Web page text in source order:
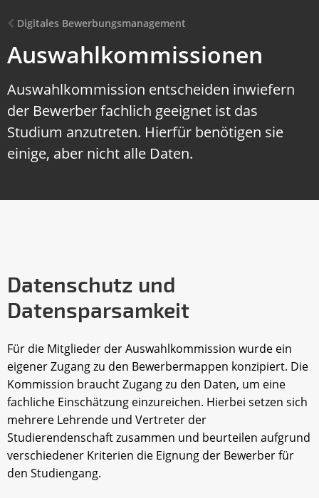
Digitales Bewerbungsmanagement
Auswahlkommissionen
Auswahlkommission entscheiden inwiefern
der Bewerber fachlich geeignet ist das
Studium anzutreten. Hierfür benötigen sie
einige, aber nicht alle Daten.
Datenschutz und
Datensparsamkeit
Für die Mitglieder der Auswahlkommission wurde ein
eigener Zugang zu den Bewerbermappen konzipiert. Die
Kommission braucht Zugang zu den Daten, um eine
fachliche Einschätzung einzureichen. Hierbei setzen sich
mehrere Lehrende und Vertreter der
Studierendenschaft zusammen und beurteilen aufgrund
verschiedener Kriterien die Eignung der Bewerber für
den Studiengang.